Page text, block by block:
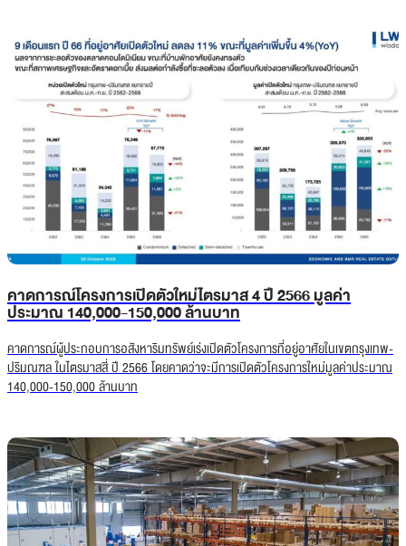
คาดการณ์โครงการเปิดตัวใหม่ไตรมาส 4 ปี 2566 มูลค่า
ประมาณ 140,000-150,000 ล้านบาท
คาดการณ์ผู้ประกอบการอสังหาริมทรัพย์เร่งเปิดตัวโครงการที่อยู่อาศัยในเขตกรุงเทพ-
ปริมณฑล ในไตรมาสสี่ ปี 2566 โดยคาดว่าจะมีการเปิดตัวโครงการใหม่มูลค่าประมาณ
140,000-150,000 ล้านบาท